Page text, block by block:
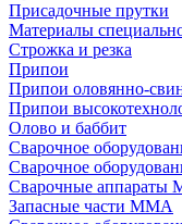
Присадочные прутки
Материалы
Строжка и резка
Припои
Припои оловянно-
Припои
Олово и баббит
Сварочное
Сварочное
Сварочные аппараты
Запасные части MMA